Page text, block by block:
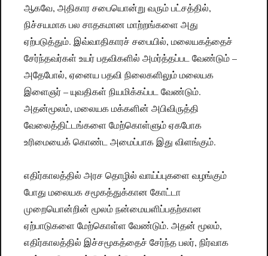
ஆகவே, அதிகார சபையொன்று வரும் பட்சத்தில்,
நிச்சயமாக பல சாதகமான மாற்றங்களை அது
ஏற்படுத்தும். இவ்வாதிகாரச் சபையில், மலையகத்தைச்
சேர்ந்தவர்கள் உயர் பதவிகளில் அமர்த்தப்பட வேண்டும் –
அதேபோல், ஏனைய பதவி நிலைகளிலும் மலையக
இளைஞர் – யுவதிகள் நியமிக்கப்பட வேண்டும்.
அதன்மூலம், மலையக மக்களின் அபிவிருத்தி
வேலைத்திட்டங்களை மேற்கொள்ளும் ஏகபோக
உரிமையைக் கொண்ட அமைப்பாக இது விளங்கும்.
எதிர்காலத்தில் அரச தொழில் வாய்ப்புகளை வழங்கும்
போது மலையக சமூகத்துக்கான கோட்டா
முறையொன்றின் மூலம் நன்மையளிப்பதற்கான
ஏற்பாடுகளை மேற்கொள்ள வேண்டும். அதன் மூலம்,
எதிர்காலத்தில் இச்சமூகத்தைச் சேர்ந்த பலர், நிர்வாக